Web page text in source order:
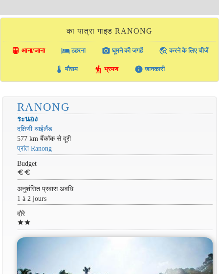
का यात्रा गाइड RANONG
directions_transit आना/जाना local_hotelठहरना photo_camera घूमने की जगहें travel_explore करने के लिए चीजें
thermostat मौसम hiking भ्रमण info जानकारी
RANONG
ระนอง
दक्षिणी थाईलैंड
577 km बैंकॉक से दूरी
प्रांत Ranong
Budget
euro euro
अनुशंसित प्रवास अवधि
1 à 2 jours
दौरे
starstar